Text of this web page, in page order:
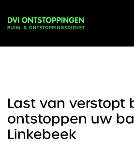
Last van verstopt
ontstoppen uw
Linkebeek